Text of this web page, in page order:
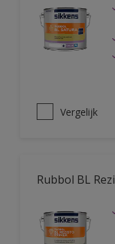
Vergelijk
Rubbol BL